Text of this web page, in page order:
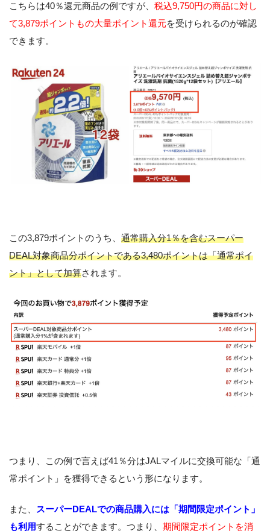
こちらは40％還元商品の例ですが、 税込9,750円の商品に対し
て3,879ポイントもの大量ポイント還元を受けられるのが確認
できます。
この3,879ポイントのうち、 通常購入分1％を含むスーパー
DEAL対象商品分ポイントである3,480ポイントは「通常ポイ
ント」として加算されます。
つまり、この例で言えば41％分はJALマイルに交換可能な「通
常ポイント」を獲得できるという形になります。
また、
スーパーDEALでの商品購入には「期間限定ポイント」
も利用することができます。つまり、 期間限定ポイントを消